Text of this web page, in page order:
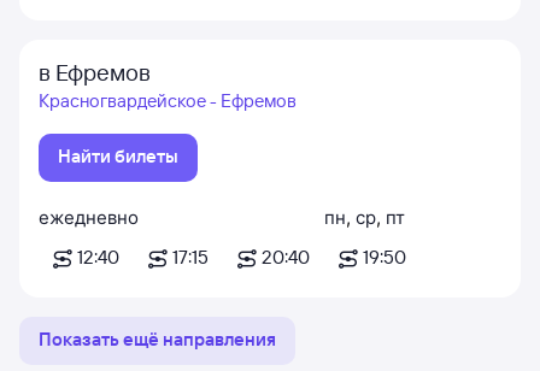
в Ефремов
Красногвардейское - Ефремов
Найти билеты
ежедневно
12:40
17:15 20:40
пн, ср, пт
19:50
Показать ещё направления